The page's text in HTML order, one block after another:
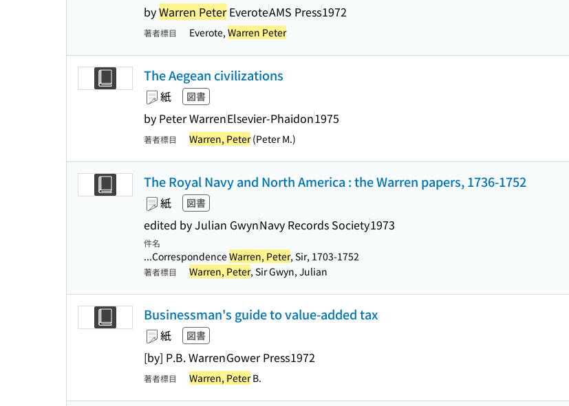
byWarren PeterEveroteAMS Press1972
著者標目 Everote, Warren Peter
The Aegean civilizations
紙 図書
by Peter WarrenElsevier-Phaidon1975
著者標目 Warren, Peter(Peter M.)
The Royal Navy and North America : the Warren papers, 1736-1752
紙 図書
edited by Julian GwynNavy Records Society1973
件名
...CorrespondenceWarren, Peter, Sir, 1703-1752
著者標目 Warren, Peter, Sir Gwyn, Julian
Businessman's guide to value-added tax
紙 図書
[by] P.B. WarrenGower Press1972
著者標目 Warren, PeterB.